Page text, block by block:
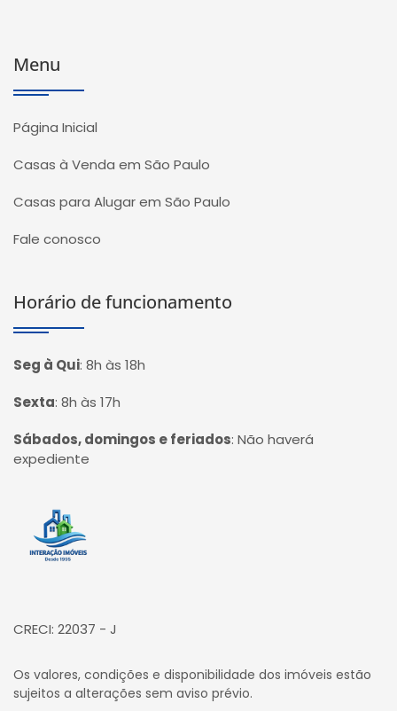
Menu
Página Inicial
Casas à Venda em São Paulo
Casas para Alugar em São Paulo
Fale conosco
Horário de funcionamento
Seg à Qui: 8h às 18h
Sexta: 8h às 17h
Sábados, domingos e feriados: Não haverá
expediente
Página inicial
CRECI: 22037 - J
Os valores, condições e disponibilidade dos imóveis estão
sujeitos a alterações sem aviso prévio.